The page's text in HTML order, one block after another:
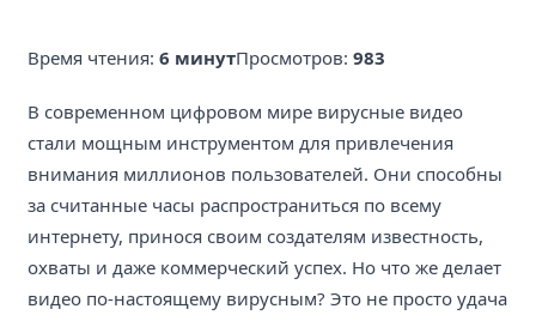
Время чтения: 6 минутПросмотров: 983
В современном цифровом мире вирусные видео
стали мощным инструментом для привлечения
внимания миллионов пользователей. Они способны
за считанные часы распространиться по всему
интернету, принося своим создателям известность,
охваты и даже коммерческий успех. Но что же делает
видео по-настоящему вирусным? Это не просто удача